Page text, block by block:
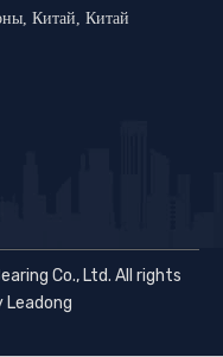
Китай, Китай
Co., Ltd. All rights
Leadong